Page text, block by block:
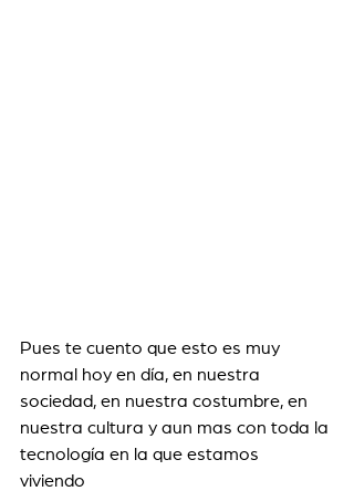
Pues te cuento que esto es muy
normal hoy en día, en nuestra
sociedad, en nuestra costumbre, en
nuestra cultura y aun mas con toda la
tecnología en la que estamos
viviendo